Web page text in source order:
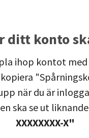
ditt konto
ihop kontot med
när du är
ska se ut
XXXXXXXX-X"